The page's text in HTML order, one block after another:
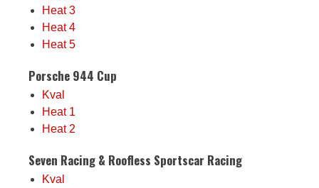
Heat 3
Heat 4
Heat 5
Porsche 944 Cup
Kval
Heat 1
Heat 2
Seven Racing & Roofless Sportscar Racing
Kval